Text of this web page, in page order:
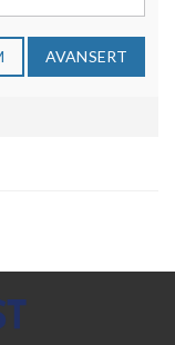
AVANSERT